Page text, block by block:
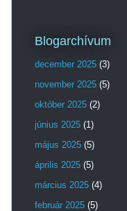
Blogarchívum
december 2025 (3)
november 2025 (5)
október 2025 (2)
június 2025 (1)
május 2025 (5)
április 2025 (5)
március 2025 (4)
február 2025 (5)